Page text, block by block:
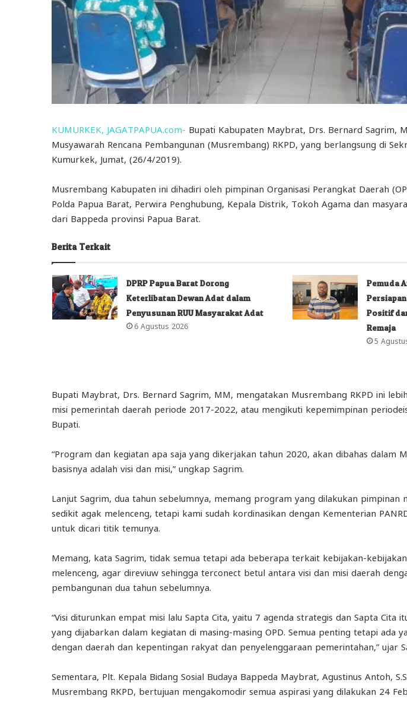
KUMURKEK, JAGATPAPUA.com- Bupati Kabupaten Maybrat, Drs. Bernard Sagrim,
Musyawarah Rencana Pembangunan (Musrembang) RKPD, yang berlangsung di
Kumurkek, Jumat, (26/4/2019).
Musrembang Kabupaten ini dihadiri oleh pimpinan Organisasi Perangkat Daerah
Polda Papua Barat, Perwira Penghubung, Kepala Distrik, Tokoh Agama dan
dari Bappeda provinsi Papua Barat.
Berita Terkait
DPRP Papua Barat Dorong
Keterlibatan Dewan Adat dalam
Penyusunan RUU Masyarakat Adat
6 Agustus 2026
Pemuda
Positif
Remaja
5
Bupati Maybrat, Drs. Bernard Sagrim, MM, mengatakan Musrembang RKPD ini
misi pemerintah daerah periode 2017-2022, atau mengikuti kepemimpinan
Bupati.
“Program dan kegiatan apa saja yang dikerjakan tahun 2020, akan dibahas dalam
basisnya adalah visi dan misi,” ungkap Sagrim.
Lanjut Sagrim, dua tahun sebelumnya, memang program yang dilakukan pimpinan
sedikit agak melenceng, tetapi kami sudah kordinasikan dengan Kementerian
untuk dicari titik temunya.
Memang, kata Sagrim, tidak semua tetapi ada beberapa terkait kebijakan-
melenceng, agar direviuw sehingga terconect betul antara visi dan misi daerah
pembangunan dua tahun sebelumnya.
“Visi diturunkan empat misi lalu Sapta Cita, yaitu 7 agenda strategis dan Sapta Cita
yang dijabarkan dalam kegiatan di masing-masing OPD. Semua penting tetapi ada
dengan daerah dan kepentingan rakyat dan penyelenggaraan pemerintahan,” ujar
Sementara, Plt. Kepala Bidang Sosial Budaya Bappeda Maybrat, Agustinus Antoh,
Musrembang RKPD, bertujuan mengakomodir semua aspirasi yang dilakukan 24